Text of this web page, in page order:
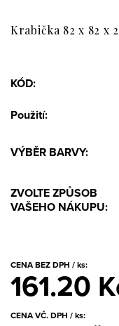
Krabička 82 x 82 x
KÓD:
Použití:
VÝBĚR BARVY:
ZVOLTE ZPŮSOB
VAŠEHO NÁKUPU:
CENA BEZ DPH / ks:
161.20
CENA VČ. DPH / ks: